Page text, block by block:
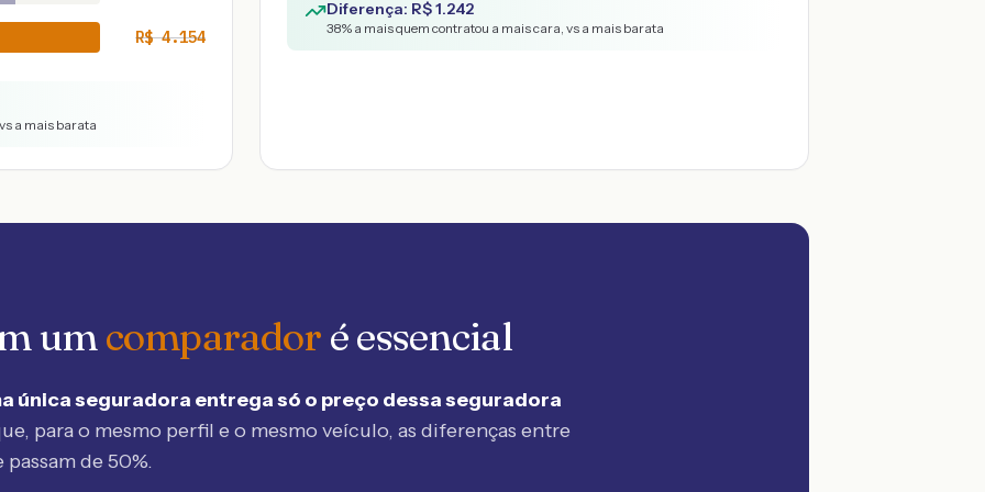
R$4.154
a mais barata
Diferença: R$1.242
38% a mais quem contratou a mais cara, vs a mais barata
umcomparador é essencial
única seguradora entrega só o preço dessa seguradora
para o mesmo perfil e o mesmo veículo, as diferenças entre
de 50%.